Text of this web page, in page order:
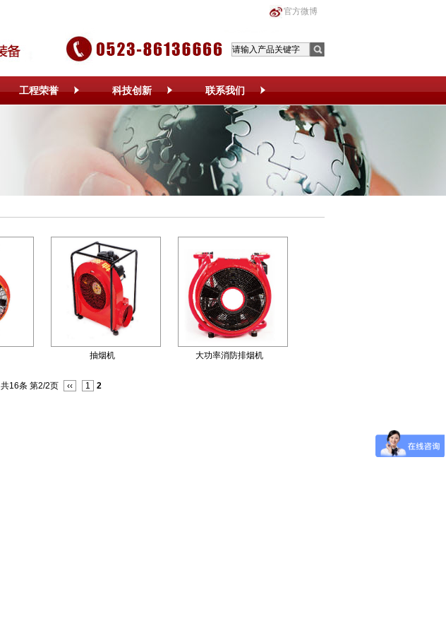
官方微博
工程荣誉 科技创新 联系我们
抽烟机 大功率消防排烟机
共16条 第2/2页 ‹‹ 1 2